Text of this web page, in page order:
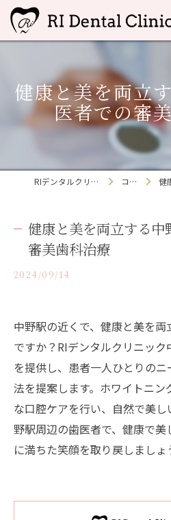
健康と美を両立
医者での審
RIデンタルクリニック中野 コラム 健康
健康と美を両立する中
審美歯科治療
2024/09/14
中野駅の近くで、健康と美を
ですか？RIデンタルクリニッ
を提供し、患者一人ひとりの
法を提案します。ホワイトニン
な口腔ケアを行い、自然で美
野駅周辺の歯医者で、健康で
に満ちた笑顔を取り戻しましょ